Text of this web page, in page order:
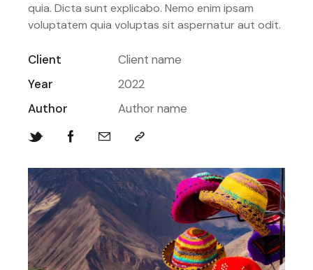
quia. Dicta sunt explicabo. Nemo enim ipsam
voluptatem quia voluptas sit aspernatur aut odit.
Client
Client name
Year
2022
Author
Author name